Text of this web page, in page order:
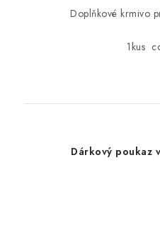
Doplňkové krmivo
1kus
Dárkový poukaz